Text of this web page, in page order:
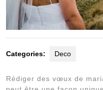
Categories: Deco
Rédiger des vœux de